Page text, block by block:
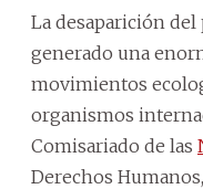
La desaparición
generado una
movimientos
organismos
Comisariado de las
Derechos